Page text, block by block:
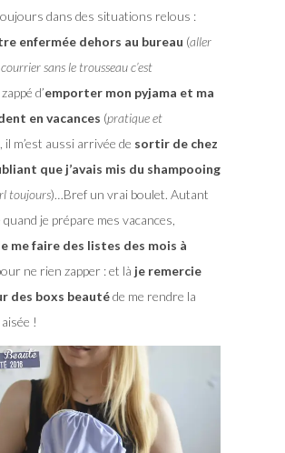
dans des situations relous :
enfermée dehors au bureau (aller
sans le trousseau c’est
d’emporter mon pyjama et ma
en vacances (pratique et
il m’est aussi arrivée de sortir de chez
que j’avais mis du shampooing
toujours)…Bref un vrai boulet. Autant
je prépare mes vacances,
me faire des listes des mois à
ne rien zapper : et là je remercie
des boxs beautéde me rendre la
!